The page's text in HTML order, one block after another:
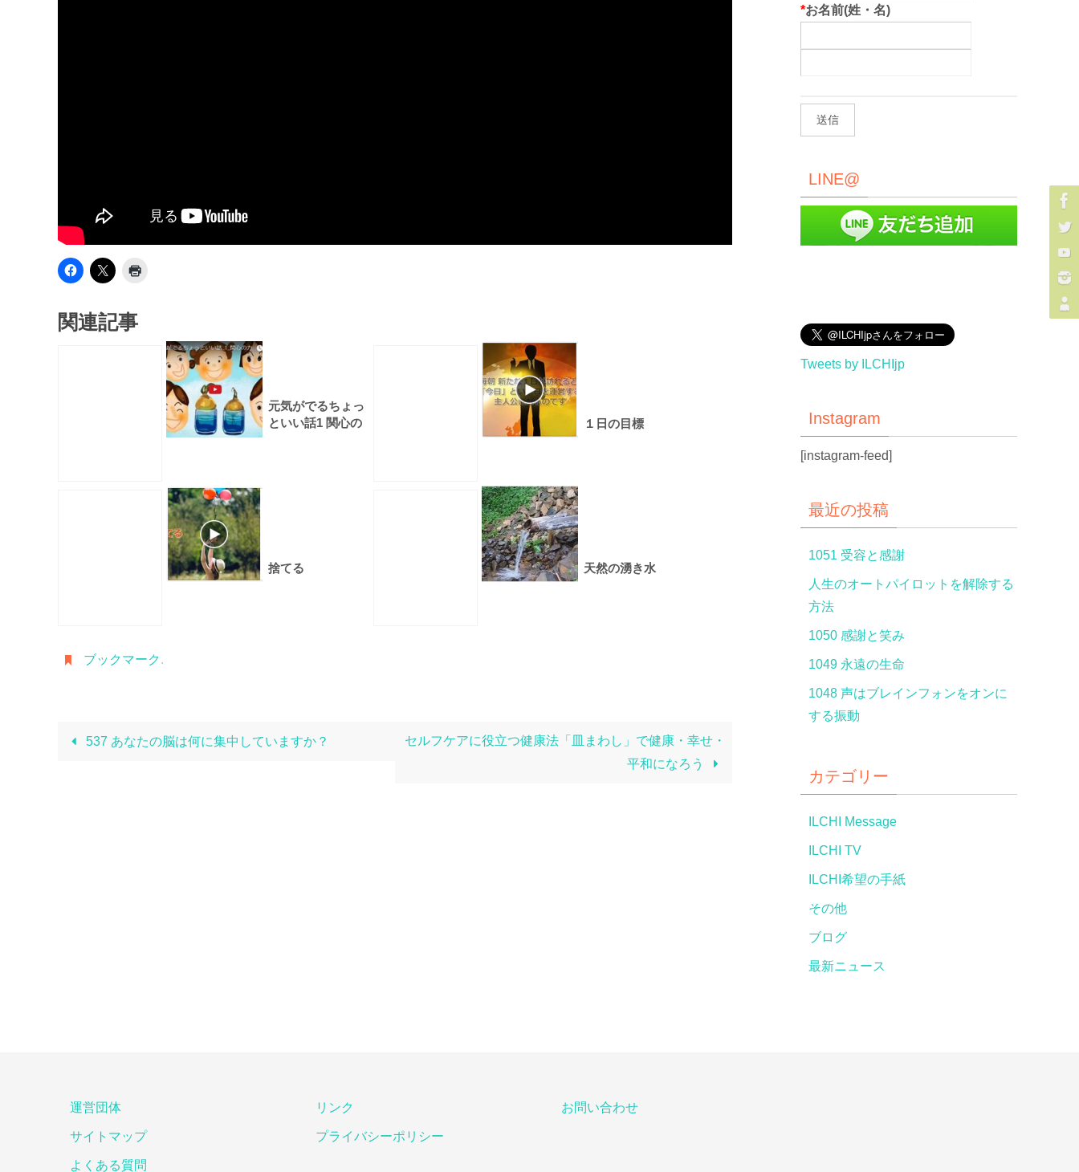
関連記事
元気がでるちょっ
といい話1 関心の
１日の目標
捨てる 天然の湧き水
ブックマーク .
537 あなたの脳は何に集中していますか？
セルフケアに役立つ健康法「皿まわし」で健康・幸せ・
平和になろう
*お名前(姓・名)
LINE@
Tweets by ILCHIjp
Instagram
[instagram-feed]
最近の投稿
1051 受容と感謝
人生のオートパイロットを解除する
方法
1050 感謝と笑み
1049 永遠の生命
1048 声はブレインフォンをオンに
する振動
カテゴリー
ILCHI Message
ILCHI TV
ILCHI希望の手紙
その他
ブログ
最新ニュース
運営団体
サイトマップ
よくある質問
リンク
プライバシーポリシー
お問い合わせ